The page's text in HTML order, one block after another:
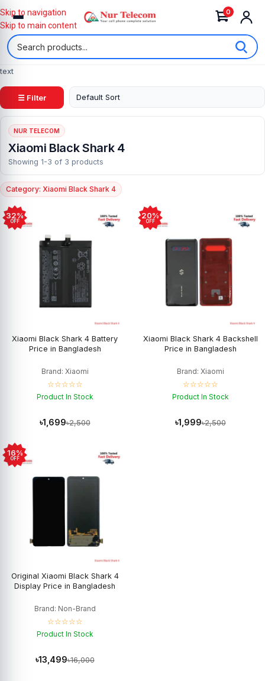
0
Skip to navigation
Skip to main content
text
☰ Filter
NUR TELECOM
Xiaomi Black Shark 4
Showing 1-3 of 3 products
Category: Xiaomi Black Shark 4
32%
OFF
Xiaomi Black Shark 4 Battery
Price in Bangladesh
Brand: Xiaomi
☆☆☆☆☆
Product In Stock
৳1,699৳2,500
20%
OFF
Xiaomi Black Shark 4 Backshell
Price in Bangladesh
Brand: Xiaomi
☆☆☆☆☆
Product In Stock
৳1,999৳2,500
16%
OFF
Original Xiaomi Black Shark 4
Display Price in Bangladesh
Brand: Non-Brand
☆☆☆☆☆
Product In Stock
৳13,499৳16,000